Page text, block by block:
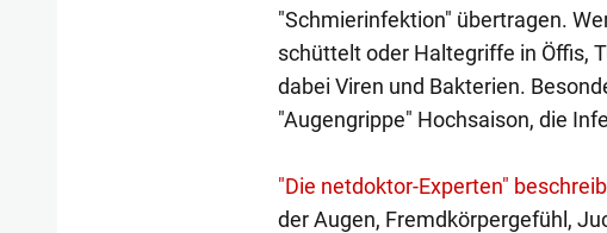
"Schmierinfektion" übertragen.
schüttelt oder Haltegriffe in Öffis,
dabei Viren und Bakterien.
"Augengrippe" Hochsaison, die
"Die netdoktor-Experten"
der Augen, Fremdkörpergefühl,